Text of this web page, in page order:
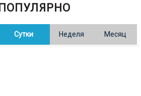
В Казахстане готовят новую
редакцию Конституции: меняется
ПОПУЛЯРНО
Сутки Неделя Месяц